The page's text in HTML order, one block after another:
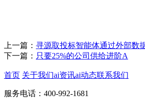
上一篇： 寻源取投标智能体通过外部数
下一篇： 只要25%的公司供给进阶A
首页 关于我们ai资讯ai动态联系我们
服务电话：400-992-1681